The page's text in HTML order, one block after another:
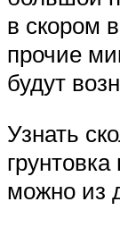
в скором
прочие
будут
Узнать
можно из